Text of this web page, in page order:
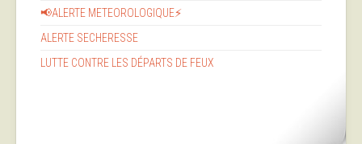
📢ALERTE METEOROLOGIQUE⚡
ALERTE SECHERESSE
LUTTE CONTRE LES DÉPARTS DE FEUX